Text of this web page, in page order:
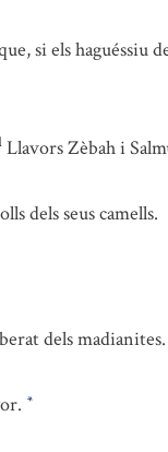
si els haguéssiu
Llavors Zèbah i
dels seus camells.
dels madianites.
*